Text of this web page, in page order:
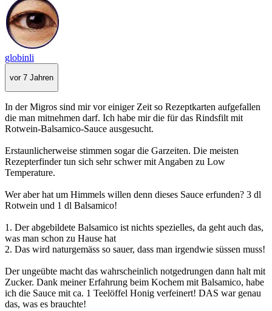
globinli
vor 7 Jahren
In der Migros sind mir vor einiger Zeit so Rezeptkarten aufgefallen
die man mitnehmen darf. Ich habe mir die für das Rindsfilt mit
Rotwein-Balsamico-Sauce ausgesucht.
Erstaunlicherweise stimmen sogar die Garzeiten. Die meisten
Rezepterfinder tun sich sehr schwer mit Angaben zu Low
Temperature.
Wer aber hat um Himmels willen denn dieses Sauce erfunden? 3 dl
Rotwein und 1 dl Balsamico!
1. Der abgebildete Balsamico ist nichts spezielles, da geht auch das,
was man schon zu Hause hat
2. Das wird naturgemäss so sauer, dass man irgendwie süssen muss!
Der ungeübte macht das wahrscheinlich notgedrungen dann halt mit
Zucker. Dank meiner Erfahrung beim Kochem mit Balsamico, habe
ich die Sauce mit ca. 1 Teelöffel Honig verfeinert! DAS war genau
das, was es brauchte!